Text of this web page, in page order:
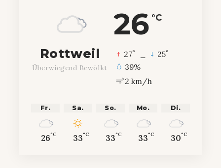
26 °C
Rottweil
Überwiegend Bewölkt
27° 25°
39%
2 km/h
Fr.
26°C
Sa.
33°C
So.
33°C
Mo.
33°C
Di.
30°C